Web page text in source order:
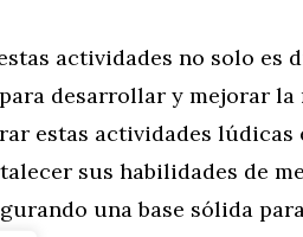
actividades no solo es
desarrollar y mejorar la
estas actividades
sus habilidades de
una base sólida